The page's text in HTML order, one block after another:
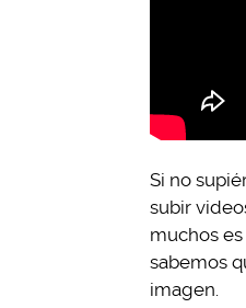
Si no
subir
muchos
sabemos
imagen.